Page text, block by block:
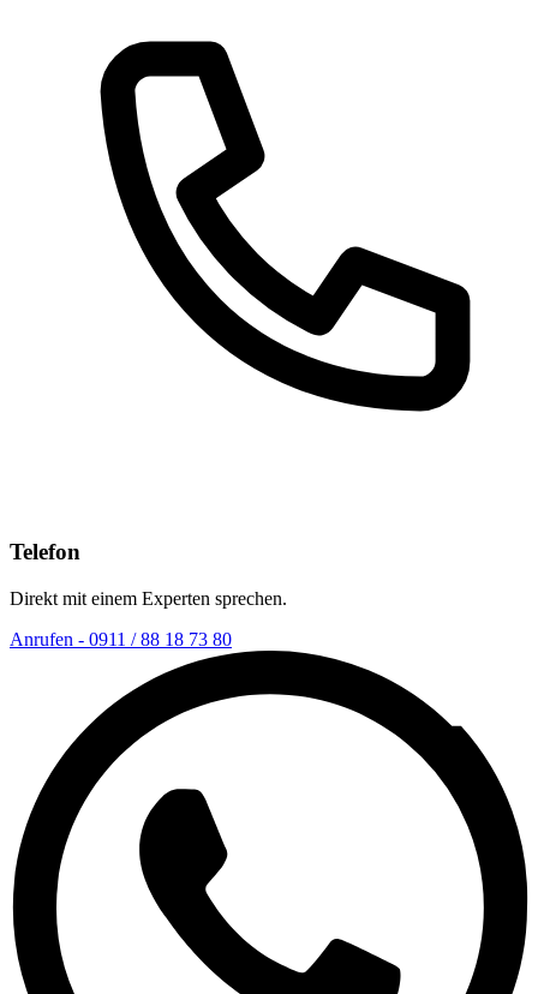
Telefon
Direkt mit einem Experten sprechen.
Anrufen - 0911 / 88 18 73 80